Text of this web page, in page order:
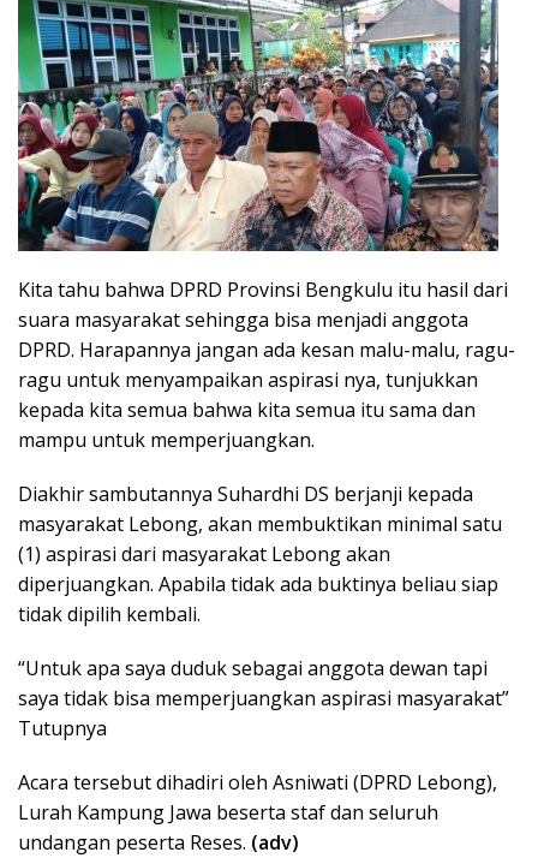
Kita tahu bahwa DPRD Provinsi Bengkulu itu hasil dari
suara masyarakat sehingga bisa menjadi anggota
DPRD. Harapannya jangan ada kesan malu-malu, ragu-
ragu untuk menyampaikan aspirasi nya, tunjukkan
kepada kita semua bahwa kita semua itu sama dan
mampu untuk memperjuangkan.
Diakhir sambutannya Suhardhi DS berjanji kepada
masyarakat Lebong, akan membuktikan minimal satu
(1) aspirasi dari masyarakat Lebong akan
diperjuangkan. Apabila tidak ada buktinya beliau siap
tidak dipilih kembali.
“Untuk apa saya duduk sebagai anggota dewan tapi
saya tidak bisa memperjuangkan aspirasi masyarakat”
Tutupnya
Acara tersebut dihadiri oleh Asniwati (DPRD Lebong),
Lurah Kampung Jawa beserta staf dan seluruh
undangan peserta Reses. (adv)